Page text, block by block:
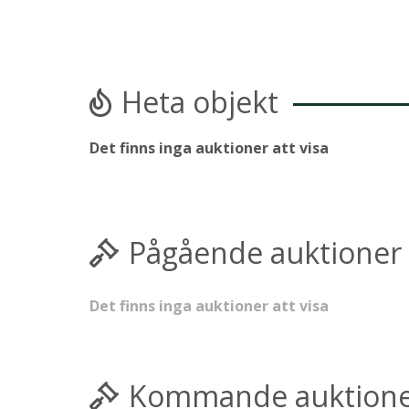
Heta objekt
Det finns inga auktioner att visa
Pågående auktioner
Det finns inga auktioner att visa
Kommande